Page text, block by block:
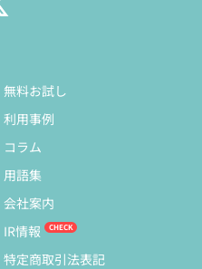
無料お試し
利用事例
コラム
用語集
会社案内
IR情報
特定商取引法表記